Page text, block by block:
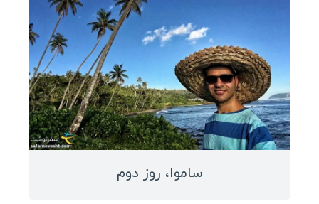
خرید بلیط ارزان
انتخاب هاستل
وسایل سفر
ساموا، روز دوم